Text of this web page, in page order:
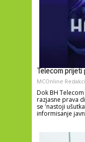
Telecom prijeti
MCOnline
Dok BH
razjasne prava
se 'nastoji
informisanje